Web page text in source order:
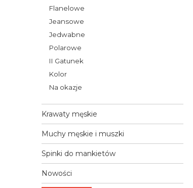
Flanelowe
Jeansowe
Jedwabne
Polarowe
II Gatunek
Kolor
Na okazje
Krawaty męskie
Muchy męskie i muszki
Spinki do mankietów
Nowości